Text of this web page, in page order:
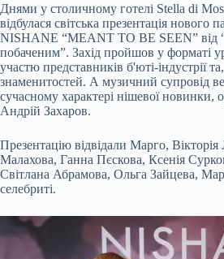
Днями у столичному готелі Stella di
відбулася світська презентація нового
NISHANE “MEANT TO BE SEEN” від
побаченим”. Захід пройшов у форматі
участю представників б'юті-індустрії
знаменитостей. А музичний супровід
сучасному характері нішевої новинки,
Андрій Захаров.
Презентацію відвідали Марго,
Малахова, Ганна Пєскова, Ксенія
Світлана Абрамова, Ольга Зайцева,
селебриті.